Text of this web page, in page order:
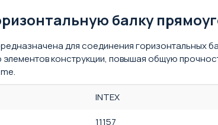
балку
предназначена для соединения
конструкции, повышая общую
INTEX
11157